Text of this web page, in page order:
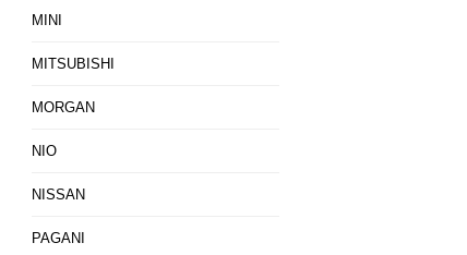
MINI
MITSUBISHI
MORGAN
NIO
NISSAN
PAGANI